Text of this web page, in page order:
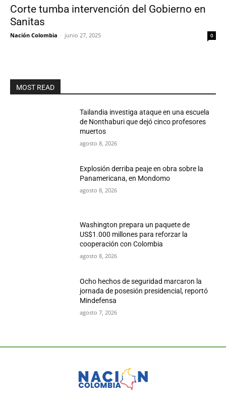
Corte tumba intervención del Gobierno en
Sanitas
Nación Colombia - junio 27, 2025 0
MOST READ
Tailandia investiga ataque en una escuela
de Nonthaburi que dejó cinco profesores
muertos
agosto 8, 2026
Explosión derriba peaje en obra sobre la
Panamericana, en Mondomo
agosto 8, 2026
Washington prepara un paquete de
US$1.000 millones para reforzar la
cooperación con Colombia
agosto 8, 2026
Ocho hechos de seguridad marcaron la
jornada de posesión presidencial, reportó
Mindefensa
agosto 7, 2026